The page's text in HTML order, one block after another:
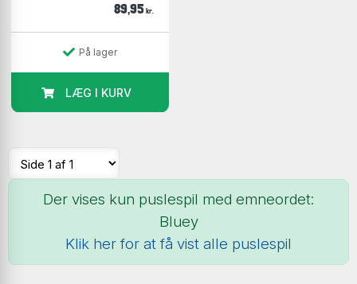
89,95 kr.
På lager
LÆG I KURV
Der vises kun puslespil med emneordet:
Bluey
Klik her for at få vist alle puslespil